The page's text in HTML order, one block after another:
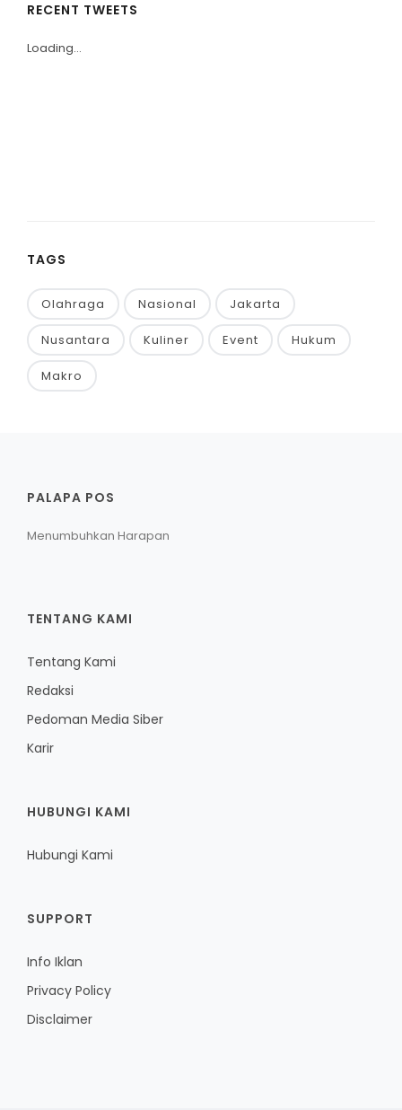
RECENT TWEETS
Loading...
TAGS
Olahraga Nasional Jakarta
Nusantara Kuliner Event Hukum
Makro
PALAPA POS
Menumbuhkan Harapan
TENTANG KAMI
Tentang Kami
Redaksi
Pedoman Media Siber
Karir
HUBUNGI KAMI
Hubungi Kami
SUPPORT
Info Iklan
Privacy Policy
Disclaimer